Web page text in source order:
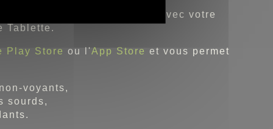
la bande son du film avec votre
Tablette.
Play Store ou l'App Store et vous permet
voyants,
sourds,